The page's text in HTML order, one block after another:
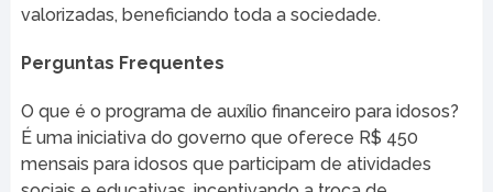
valorizadas, beneficiando toda a sociedade.
Perguntas Frequentes
O que é o programa de auxílio financeiro para idosos?
É uma iniciativa do governo que oferece R$ 450
mensais para idosos que participam de atividades